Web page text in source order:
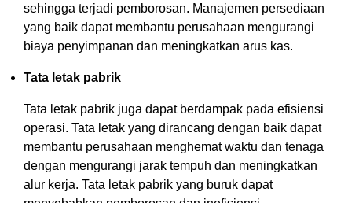
sehingga terjadi pemborosan. Manajemen persediaan
yang baik dapat membantu perusahaan mengurangi
biaya penyimpanan dan meningkatkan arus kas.
Tata letak pabrik
Tata letak pabrik juga dapat berdampak pada efisiensi
operasi. Tata letak yang dirancang dengan baik dapat
membantu perusahaan menghemat waktu dan tenaga
dengan mengurangi jarak tempuh dan meningkatkan
alur kerja. Tata letak pabrik yang buruk dapat